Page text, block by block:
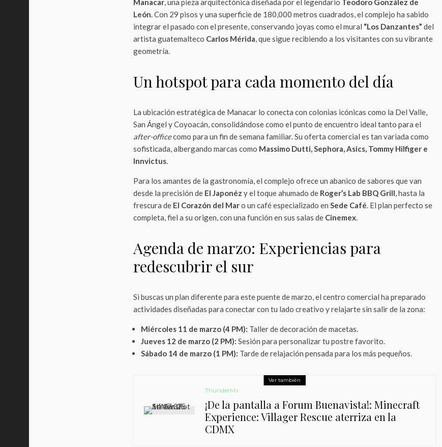
Manacar, una pieza arquitectónica diseñada por el legendario Teodoro González de
León. Con 29 pisos y una superficie de 180,000 metros cuadrados, el complejo ha sabido
integrar el pasado con el presente, conservando joyas como el mural “Los Danzantes” del
artista guatemalteco Carlos Mérida, que sigue recibiendo a los visitantes con su vibrante
geometría.
Un hotspot para cada momento del día
La ubicación estratégica de Manacar lo conecta con colonias icónicas como la Del Valle,
San Ángel y Coyoacán, consolidándose como el punto de encuentro ideal tanto para el
after-officecomo para un fin de semana familiar. Su oferta comercial es tan variada como
sofisticada, albergando marcas como Massimo Dutti, Sephora, Asics, Tommy Hilfiger e
Innvictus.
Para los amantes de la gastronomía, el complejo ofrece un abanico de sabores que van
desde la precisión de El Japonéz y el toque ahumado de Roger’s Lab BBQ Grill, hasta la
frescura de El Corazón del Maro un café especializado en Sede Café. El plan perfecto se
completa, fiel a su origen, con una función en sus salas de Cinemex.
Agenda de marzo: Experiencias para
redescubrir el sur
Si buscas un plan diferente para este puente de marzo, el centro comercial ha preparado
actividades diseñadas para conectar con tu lado creativo y relajarte sin salir de la zona:
Miércoles 11 de marzo (4 PM): Taller de decoración de macetas.
Jueves 12 de marzo (2 PM): Sesión para personalizar tu postre favorito.
Sábado 14 de marzo (1 PM): Tarde de relajación pensada para los más pequeños.
Ver también
ThunderMx
¡De la pantalla a Forum Buenavista!: Minecraft
Experience: Villager Rescue aterriza en la
CDMX